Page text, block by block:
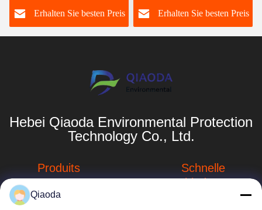
Erhalten Sie besten Preis
große Möbelfabriken
Erhalten Sie besten Preis
Hebei Qiaoda Environmental Protection
Technology Co., Ltd.
Produits
Industrieller
Schnelle
Verbindungen
Qiaoda